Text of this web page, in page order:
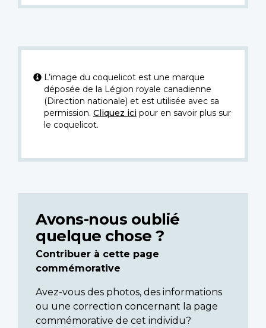
L’image du coquelicot est une marque
déposée de la Légion royale canadienne
(Direction nationale) et est utilisée avec sa
permission. Cliquez icipour en savoir plus sur
le coquelicot.
Avons-nous oublié
quelque chose ?
Contribuer à cette page
commémorative
Avez-vous des photos, des informations
ou une correction concernant la page
commémorative de cet individu?